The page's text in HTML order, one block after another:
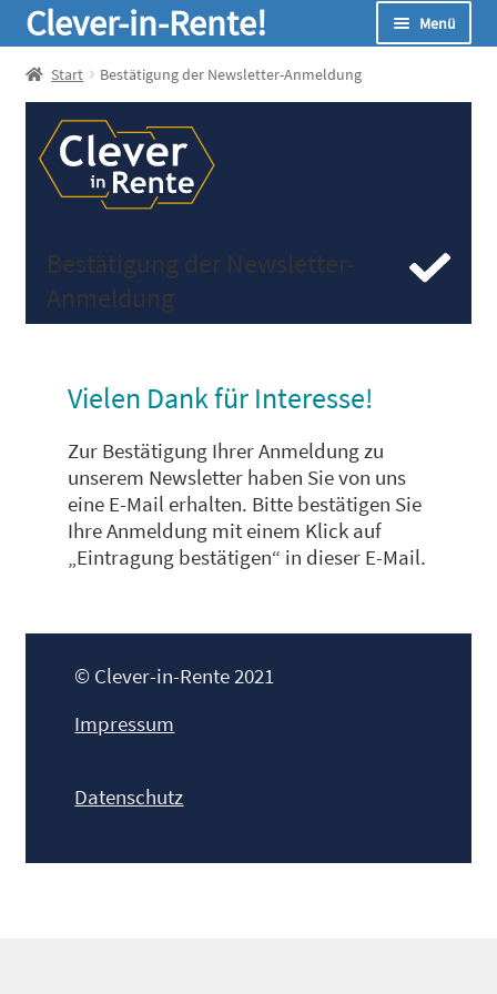
Zur
Navigation
Zum
Inhalt
Clever-in-Rente! Menü
Start
Seminare
Infos
öffnen
Über Uns
Start Bestätigung der Newsletter-Anmeldung
Bestätigung der Newsletter-
Anmeldung
Vielen Dank für Interesse!
Zur Bestätigung Ihrer Anmeldung zu
unserem Newsletter haben Sie von uns
eine E-Mail erhalten. Bitte bestätigen Sie
Ihre Anmeldung mit einem Klick auf
„Eintragung bestätigen“ in dieser E-Mail.
© Clever-in-Rente 2021
Impressum
Datenschutz